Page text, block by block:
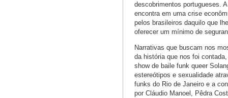
descobrimentos portugueses.
encontra em uma crise
pelos brasileiros daquilo que
oferecer um mínimo de
Narrativas que buscam nos
da história que nos foi
show de baile funk queer
estereótipos e sexualidade
funks do Rio de Janeiro e a
por Cláudio Manoel, Pêdra